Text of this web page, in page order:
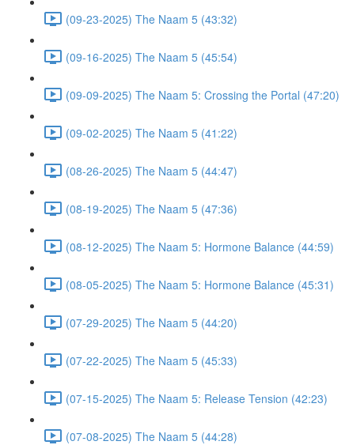
(09-23-2025) The Naam 5 (43:32)
(09-16-2025) The Naam 5 (45:54)
(09-09-2025) The Naam 5: Crossing the Portal (47:20)
(09-02-2025) The Naam 5 (41:22)
(08-26-2025) The Naam 5 (44:47)
(08-19-2025) The Naam 5 (47:36)
(08-12-2025) The Naam 5: Hormone Balance (44:59)
(08-05-2025) The Naam 5: Hormone Balance (45:31)
(07-29-2025) The Naam 5 (44:20)
(07-22-2025) The Naam 5 (45:33)
(07-15-2025) The Naam 5: Release Tension (42:23)
(07-08-2025) The Naam 5 (44:28)